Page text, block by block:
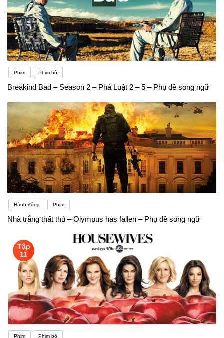
Phim Phim bộ
Breakind Bad – Season 2 – Phá Luật 2 – 5 – Phụ đề song ngữ
Hành động Phim
Nhà trắng thất thủ – Olympus has fallen – Phụ đề song ngữ
Tập
11
Phim Phim bộ